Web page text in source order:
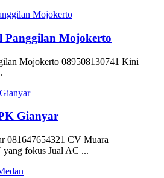
Panggilan Mojokerto
Mojokerto 089508130741 Kini
Gianyar
CV Muara
fokus Jual AC ...